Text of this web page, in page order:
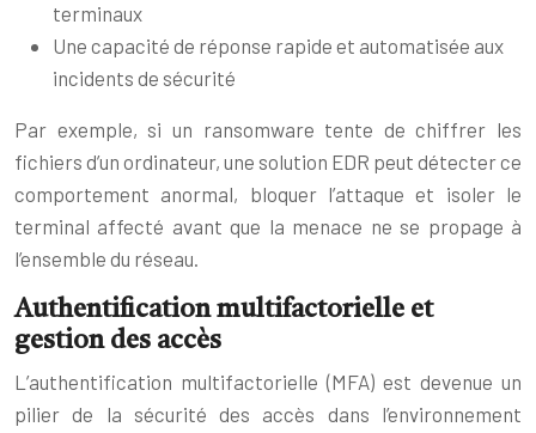
terminaux
Une capacité de réponse rapide et automatisée aux
incidents de sécurité
Par exemple, si un ransomware tente de chiffrer les
fichiers d’un ordinateur, une solution EDR peut détecter ce
comportement anormal, bloquer l’attaque et isoler le
terminal affecté avant que la menace ne se propage à
l’ensemble du réseau.
Authentification multifactorielle et
gestion des accès
L’authentification multifactorielle (MFA) est devenue un
pilier de la sécurité des accès dans l’environnement